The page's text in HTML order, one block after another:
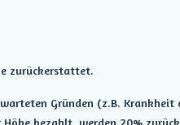
zurückerstattet.
Gründen (z.B.